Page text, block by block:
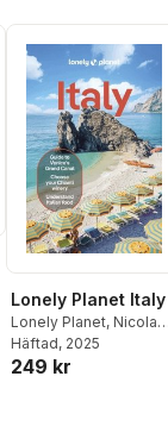
Lonely Planet Italy
Lonely Planet, Nicola
Williams,Federica
Bocco,Cristian
Häftad, 2025
249 kr